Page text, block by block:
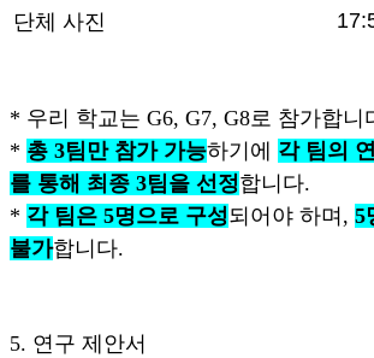
단체 사진
* 우리 학교는 G6, G7, G8로 참가합니
* 총 3팀만 참가 가능하기에 각 팀의
를 통해 최종 3팀을 선정합니다.
* 각 팀은 5명으로 구성되어야 하며, 5
불가합니다.
5. 연구 제안서